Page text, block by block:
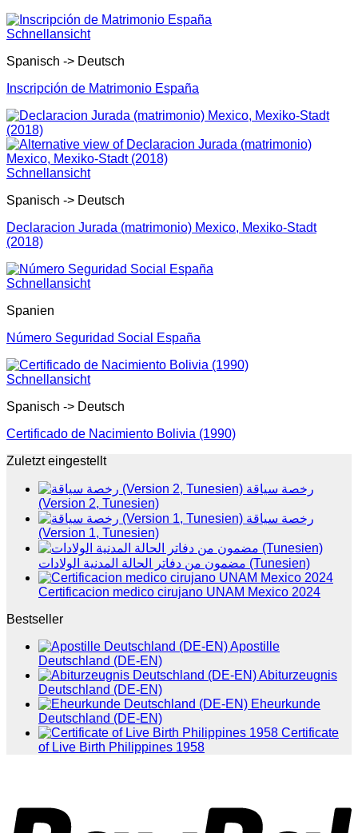
Schnellansicht
Spanisch -> Deutsch
Inscripción de Matrimonio España
Schnellansicht
Spanisch -> Deutsch
Declaracion Jurada (matrimonio) Mexico, Mexiko-Stadt
(2018)
Schnellansicht
Spanien
Número Seguridad Social España
Schnellansicht
Spanisch -> Deutsch
Certificado de Nacimiento Bolivia (1990)
Zuletzt eingestellt
رخصة سياقة
(Version 2, Tunesien)
رخصة سياقة
(Version 1, Tunesien)
مضمون من دفاتر الحالة المدنية الولادات (Tunesien)
Certificacion medico cirujano UNAM Mexico 2024
Bestseller
Apostille
Deutschland (DE-EN)
Abiturzeugnis
Deutschland (DE-EN)
Eheurkunde
Deutschland (DE-EN)
Certificate
of Live Birth Philippines 1958